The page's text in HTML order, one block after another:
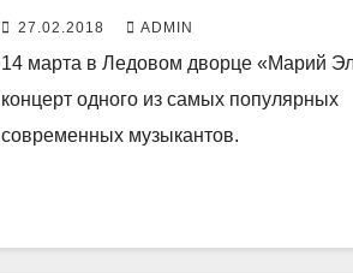
27.02.2018 ADMIN
14 марта в Ледовом дворце «Марий
концерт одного из самых популярных
современных музыкантов.